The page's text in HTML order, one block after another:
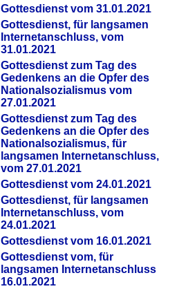
Gottesdienst vom 31.01.2021
Gottesdienst, für langsamen
Internetanschluss, vom
31.01.2021
Gottesdienst zum Tag des
Gedenkens an die Opfer des
Nationalsozialismus vom
27.01.2021
Gottesdienst zum Tag des
Gedenkens an die Opfer des
Nationalsozialismus, für
langsamen Internetanschluss,
vom 27.01.2021
Gottesdienst vom 24.01.2021
Gottesdienst, für langsamen
Internetanschluss, vom
24.01.2021
Gottesdienst vom 16.01.2021
Gottesdienst vom, für
langsamen Internetanschluss
16.01.2021